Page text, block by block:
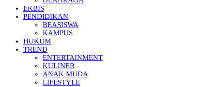
EKBIS
PENDIDIKAN
BEASISWA
KAMPUS
HUKUM
TREND
ENTERTAINMENT
KULINER
ANAK MUDA
LIFESTYLE